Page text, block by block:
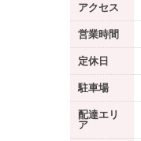
アクセス
営業時間
定休日
駐車場
配達エリ
ア